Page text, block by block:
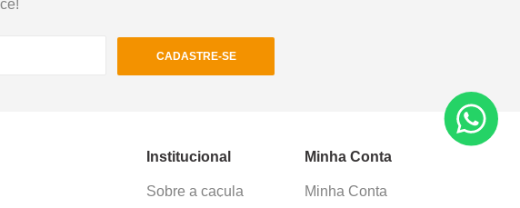
CADASTRE-SE
Institucional
Sobre a caçula
Minha Conta
Minha Conta